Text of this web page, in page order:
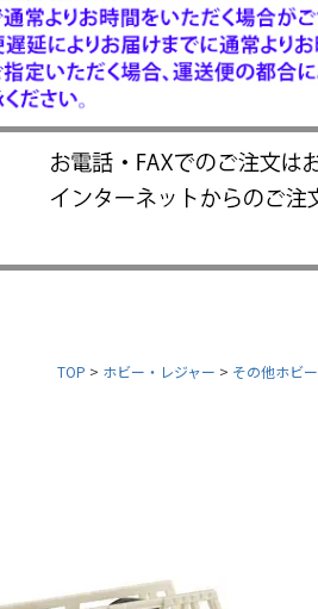
TOP ホビー・レジャー その他ホビー